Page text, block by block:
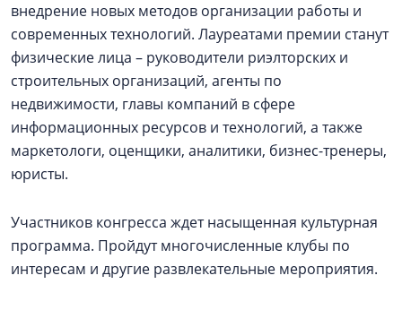
внедрение новых методов организации работы и
современных технологий. Лауреатами премии станут
физические лица – руководители риэлторских и
строительных организаций, агенты по
недвижимости, главы компаний в сфере
информационных ресурсов и технологий, а также
маркетологи, оценщики, аналитики, бизнес-тренеры,
юристы.
Участников конгресса ждет насыщенная культурная
программа. Пройдут многочисленные клубы по
интересам и другие развлекательные мероприятия.